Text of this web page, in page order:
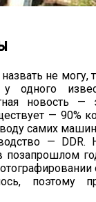
не могу,
одного
новость —
— 90%
самих
— DDR.
поэтому